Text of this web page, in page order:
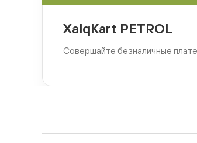
XalqKart PETROL
Совершайте безналичные